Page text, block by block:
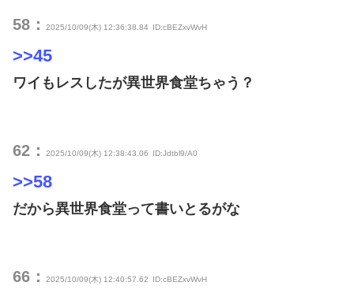
58： 2025/10/09(木) 12:36:38.84 ID:cBEZxvWvH
>>45
ワイもレスしたが異世界食堂ちゃう？
62： 2025/10/09(木) 12:38:43.06 ID:Jdtbl9/A0
>>58
だから異世界食堂って書いとるがな
66： 2025/10/09(木) 12:40:57.62 ID:cBEZxvWvH